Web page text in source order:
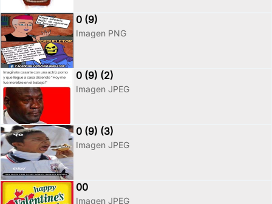
0 (9)
Imagen PNG
0 (9) (2)
Imagen JPEG
0 (9) (3)
Imagen JPEG
00
Imagen JPEG